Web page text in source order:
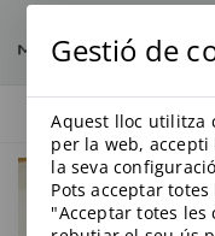
Gestió de
Aquest lloc utilitza
per la web, accepti
la seva
Pots acceptar
"Acceptar totes les